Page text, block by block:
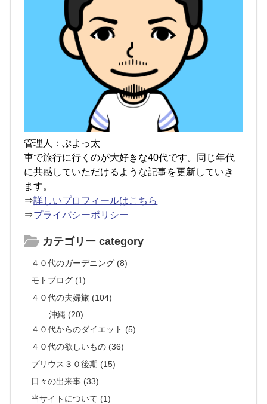
管理人：ぷよっ太
車で旅行に行くのが大好きな40代です。同じ年代
に共感していただけるような記事を更新していき
ます。
⇒詳しいプロフィールはこちら
⇒プライバシーポリシー
カテゴリー category
４０代のガーデニング (8)
モトブログ (1)
４０代の夫婦旅 (104)
沖縄 (20)
４０代からのダイエット (5)
４０代の欲しいもの (36)
プリウス３０後期 (15)
日々の出来事 (33)
当サイトについて (1)